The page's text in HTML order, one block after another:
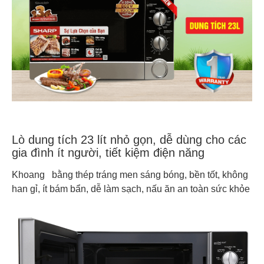
Lò dung tích 23 lít nhỏ gọn, dễ dùng cho các
gia đình ít người, tiết kiệm điện năng
Khoang
bằng thép tráng men sáng bóng, bền tốt, không
han gỉ, ít bám bẩn, dễ làm sạch, nấu ăn an toàn sức khỏe